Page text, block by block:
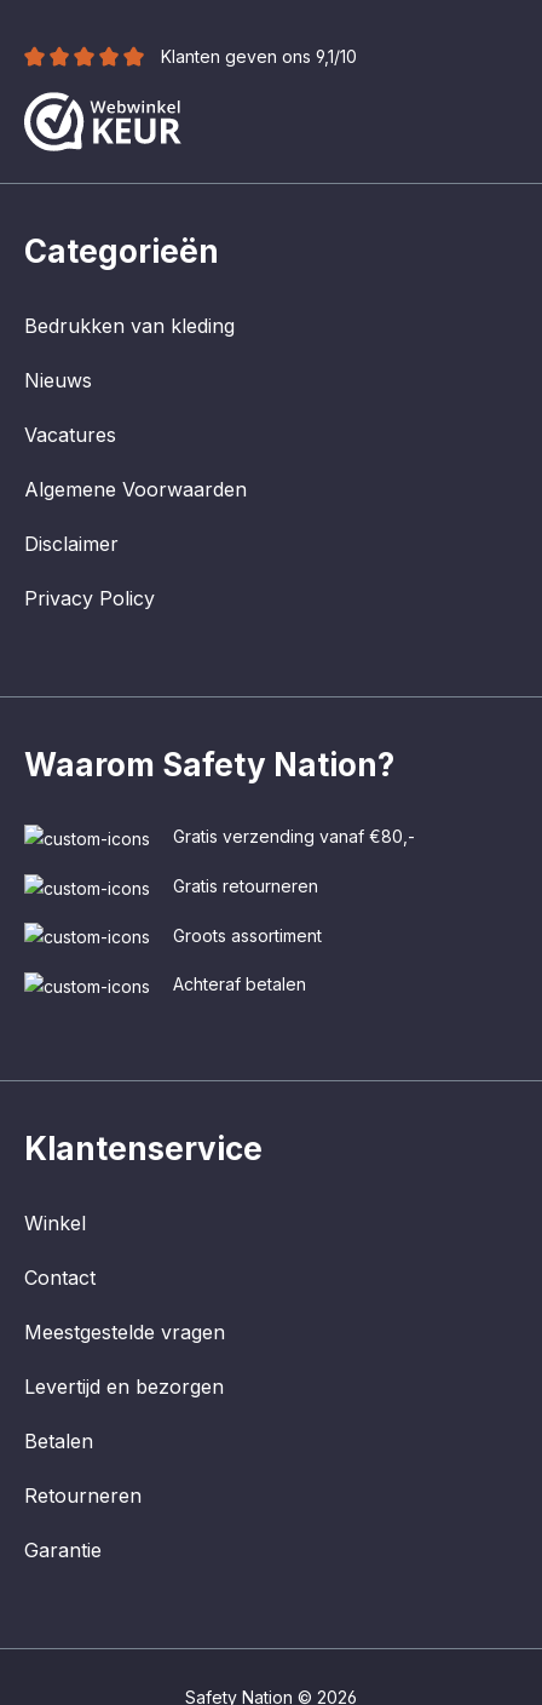
Klanten geven ons 9,1/10
Klantenservice
Winkel
Contact
Meestgestelde vragen
Levertijd en bezorgen
Betalen
Retourneren
Garantie
Waarom Safety Nation?
Gratis verzending vanaf €80,-
Gratis retourneren
Groots assortiment
Achteraf betalen
Categorieën
Bedrukken van kleding
Nieuws
Vacatures
Algemene Voorwaarden
Disclaimer
Privacy Policy
Safety Nation © 2026